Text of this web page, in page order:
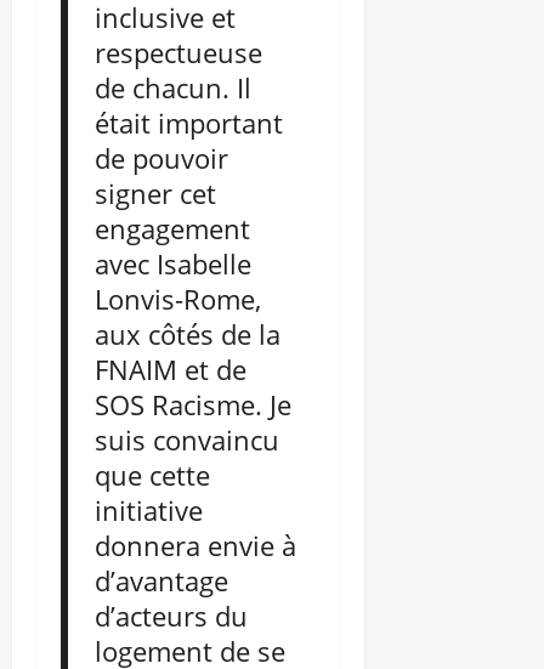
inclusive et
respectueuse
de chacun. Il
était important
de pouvoir
signer cet
engagement
avec Isabelle
Lonvis-Rome,
aux côtés de la
FNAIM et de
SOS Racisme. Je
suis convaincu
que cette
initiative
donnera envie à
d’avantage
d’acteurs du
logement de se